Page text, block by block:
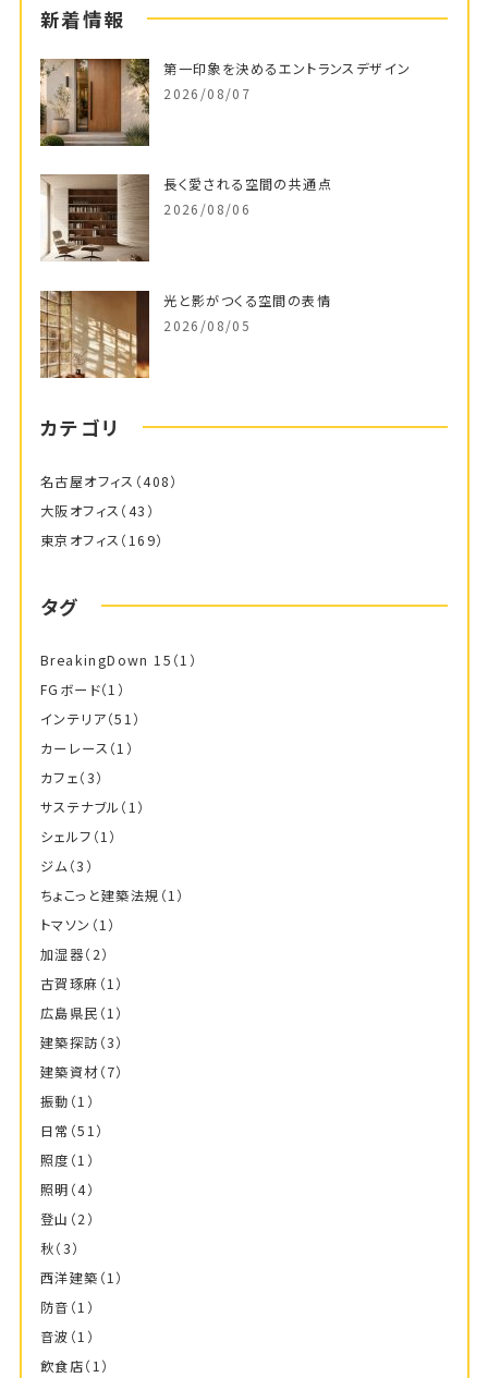
新着情報
第一印象を決めるエントランスデザイン
2026/08/07
長く愛される空間の共通点
2026/08/06
光と影がつくる空間の表情
2026/08/05
カテゴリ
名古屋オフィス （408）
大阪オフィス （43）
東京オフィス （169）
タグ
BreakingDown 15 （1）
FGボード（1）
インテリア（51）
カーレース （1）
カフェ（3）
サステナブル （1）
シェルフ （1）
ジム（3）
ちょこっと建築法規 （1）
トマソン （1）
加湿器（2）
古賀琢麻 （1）
広島県民 （1）
建築探訪 （3）
建築資材（7）
振動 （1）
日常 （51）
照度 （1）
照明 （4）
登山 （2）
秋（3）
西洋建築 （1）
防音 （1）
音波 （1）
飲食店（1）